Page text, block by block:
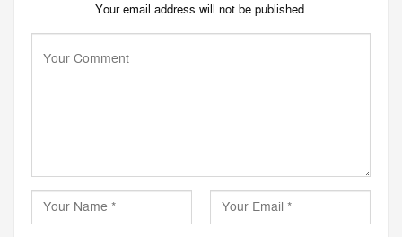
Your email address will not be published.